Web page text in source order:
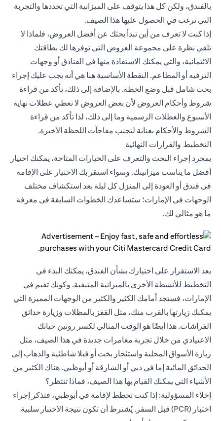
بالفندق، ولكن كل هذا يتوقف على الميزانية التي تحددها والتجربة
التي ترغب في الحصول عليها هذا الصيف.
إذا كنت لا تعرف من أين تبدأ بحثك عن أفضل العروض، فلماذا لا
تلقي نظرة على مجموعة العروض التي توفرها لك بطاقتك
الائتمانية، والتي يمكنك الاستفادة منها في الفنادق أو وجهات
الترفيه أو المطاعم. النقطة الأساسية هنا هي أنه يجب عليك إجراء
بحث شامل قبل وضع الخطة. بالإضافة إلى ذلك، تأكد من قراءة
شروط وأحكام العروض لأن بعض العروض لا تغطي عطلات نهاية
الأسبوع والعطلات الرسمية وما إلى ذلك، لذا تأكد من قراءة
الشروط والأحكام بعناية لتجنب مفاجآت اللحظة الأخيرة.
التخطيط والقرارات النهائية
بمجرد إجراء البحث والتعرف على الخيارات المتاحة، يمكنك اختيار
أفضل ما يناسب ميزانيتك. وسواء استقر بك الاختيار على الإقامة
في فندق أو العودة إلى المنزل كل ليلة بعد استكشاف مختلف
الوجهات في الإمارات؛ ستساعدك الخطوات السابقة في معرفة
ما هو مثالي لك.
بعد الاستقرار على اختيارك بشأن الفندق، يمكنك البدء في
التخطيط للأنشطة الأخرى بالميزانية المتبقية. وكونك تقيم في
الإمارات، فستجد أمامك الكثير والكثير من الوجهات المميزة التي
يمكنك زيارتها بالقرب منك، مثل القفز بالمظلات وزيارة حدائق
الفراشات. هذا أيضًا هو الوقت المثالي لكسر روتين حياتك
الاعتيادي من خلال تجربة مغامرات جديدة في هذا الصيف، مثل
زيارة الأسواق المحلية واستئجار يخت أو فيلا شاطئية والذهاب إلى
الحدائق المائية إما في دبي أو الشارقة أو أبوظبي. هناك الكثير من
الأشياء التي يمكنك القيام بها هذا الصيف، فماذا تنتظر؟
إخلاء المسؤولية: إذا كنت تخطط لإقامة في أبوظبي، فتذكر إجراء
اختبار (PCR) قبل السفر. يُشترط أن تكون نتيجة الاختبار سلبية